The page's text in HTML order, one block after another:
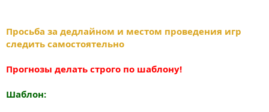
Просьба за дедлайном и местом проведения игр
следить самостоятельно
Прогнозы делать строго по шаблону!
Шаблон: